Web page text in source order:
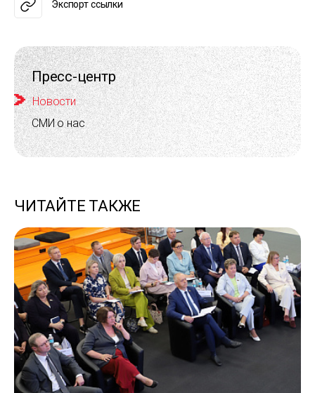
Пресс-центр
Новости
СМИ о нас
ЧИТАЙТЕ ТАКЖЕ
Экспорт ссылки